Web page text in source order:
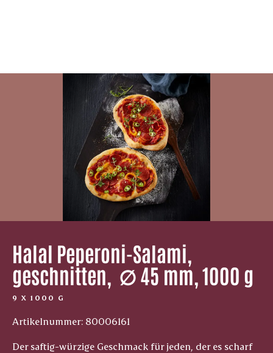
Halal Peperoni-Salami,
geschnitten, ­ ∅ 45 mm, 1000 g
9 X 1000 G
Artikelnummer: 80006161
Der saftig-würzige Geschmack für jeden, der es scharf